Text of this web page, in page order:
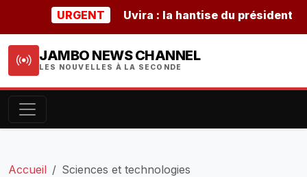
URGENT Uvira : la hantise du président
JAMBO NEWS CHANNEL
LES NOUVELLES À LA SECONDE
Accueil Sciences et technologies